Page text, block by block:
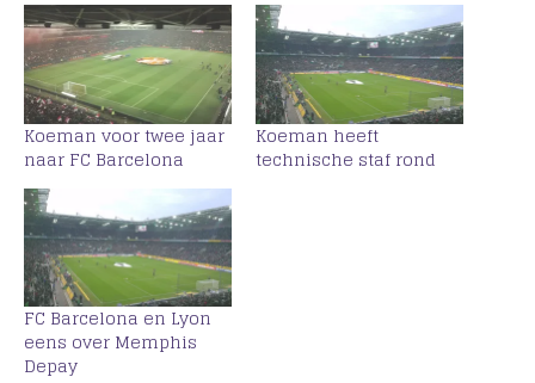
Koeman voor twee jaar
naar FC Barcelona
Koeman heeft
technische staf rond
FC Barcelona en Lyon
eens over Memphis
Depay